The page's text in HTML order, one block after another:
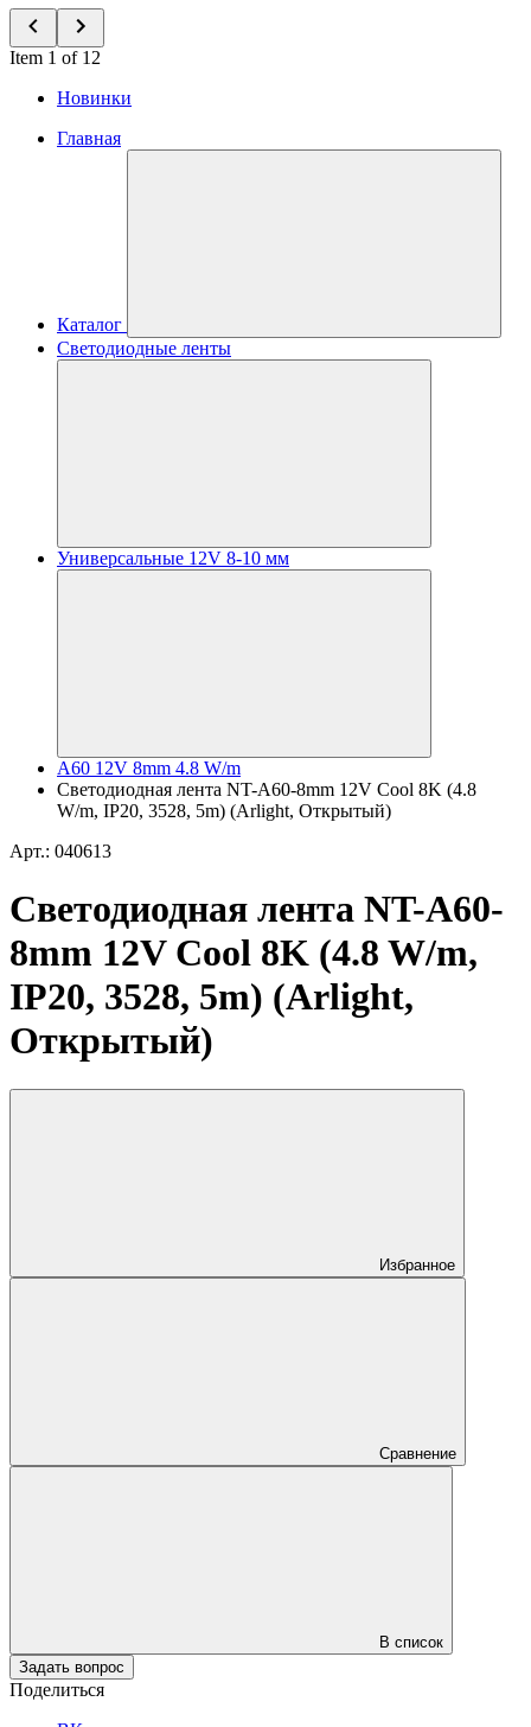
Item 1 of 12
Новинки
Главная
Каталог
Светодиодные ленты
Универсальные 12V 8-10 мм
A60 12V 8mm 4.8 W/m
Светодиодная лента NT-A60-8mm 12V Cool 8K (4.8
W/m, IP20, 3528, 5m) (Arlight, Открытый)
Арт.: 040613
Светодиодная лента NT-A60-
8mm 12V Cool 8K (4.8 W/m,
IP20, 3528, 5m) (Arlight,
Открытый)
Избранное
Сравнение
В список
Задать вопрос
Поделиться